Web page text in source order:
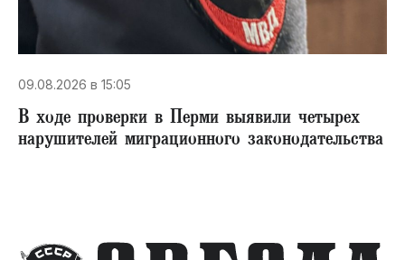
09.08.2026 в 15:05
В ходе проверки в Перми выявили четырех
нарушителей миграционного законодательства